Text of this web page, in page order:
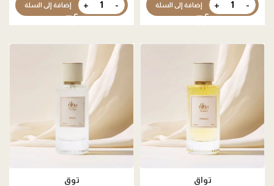
إضافة إلى السلة إضافة إلى السلة
تواق توق